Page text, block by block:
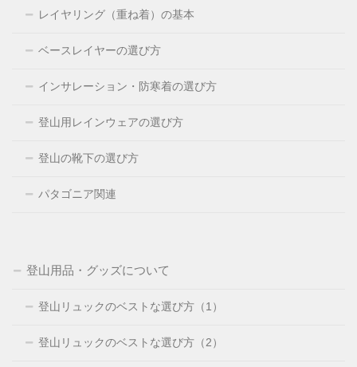
レイヤリング（重ね着）の基本
ベースレイヤーの選び方
インサレーション・防寒着の選び方
登山用レインウェアの選び方
登山の靴下の選び方
パタゴニア関連
登山用品・グッズについて
登山リュックのベストな選び方（1）
登山リュックのベストな選び方（2）